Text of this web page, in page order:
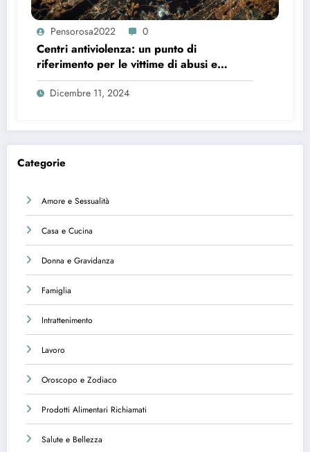
Pensorosa2022 0
Centri antiviolenza: un punto di
riferimento per le vittime di abusi e
violenze
Dicembre 11, 2024
Categorie
Amore e Sessualità
Casa e Cucina
Donna e Gravidanza
Famiglia
Intrattenimento
Lavoro
Oroscopo e Zodiaco
Prodotti Alimentari Richiamati
Salute e Bellezza